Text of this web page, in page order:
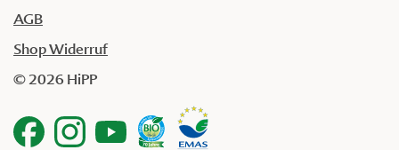
AGB
Shop Widerruf
© 2026 HiPP